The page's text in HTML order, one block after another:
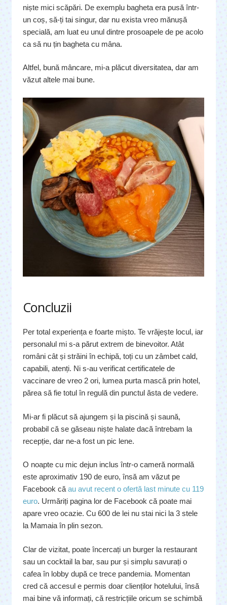
niște mici scăpări. De exemplu bagheta era pusă într-
un coș, să-ți tai singur, dar nu exista vreo mănușă
specială, am luat eu unul dintre prosoapele de pe acolo
ca să nu țin bagheta cu mâna.
Altfel, bună mâncare, mi-a plăcut diversitatea, dar am
văzut altele mai bune.
Concluzii
Per total experiența e foarte mișto. Te vrăjește locul, iar
personalul mi s-a părut extrem de binevoitor. Atât
români cât și străini în echipă, toți cu un zâmbet cald,
capabili, atenți. Ni s-au verificat certificatele de
vaccinare de vreo 2 ori, lumea purta mască prin hotel,
părea să fie totul în regulă din punctul ăsta de vedere.
Mi-ar fi plăcut să ajungem și la piscină și saună,
probabil că se găseau niște halate dacă întrebam la
recepție, dar ne-a fost un pic lene.
O noapte cu mic dejun inclus într-o cameră normală
este aproximativ 190 de euro, însă am văzut pe
Facebook căau avut recent o ofertă last minute cu 119
euro. Urmăriți pagina lor de Facebook că poate mai
apare vreo ocazie. Cu 600 de lei nu stai nici la 3 stele
la Mamaia în plin sezon.
Clar de vizitat, poate încercați un burger la restaurant
sau un cocktail la bar, sau pur și simplu savurați o
cafea în lobby după ce trece pandemia. Momentan
cred că accesul e permis doar clienților hotelului, însă
mai bine vă informați, că restricțiile oricum se schimbă